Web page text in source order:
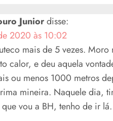
Junior disse:
2020 às 10:02
mais de 5 vezes.
calor, e deu aquela
ou menos 1000 metros
mineira. Naquele dia,
que vou a BH, tenho de ir